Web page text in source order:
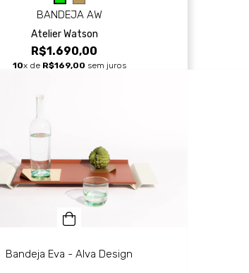
BANDEJA AW
Atelier Watson
R$1.690,00
10x de R$169,00 sem juros
Bandeja Eva - Alva Design